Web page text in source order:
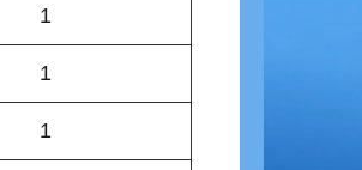
1
1
1